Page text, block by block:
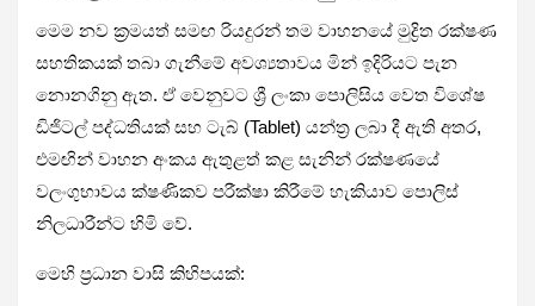
මෙම නව ක්‍රමයත් සමඟ රියදුරන් තම වාහනයේ මුද්‍රිත රක්ෂණ
සහතිකයක් තබා ගැනීමේ අවශ්‍යතාවය මින් ඉදිරියට පැන
නොනගිනු ඇත. ඒ වෙනුවට ශ්‍රී ලංකා පොලිසිය වෙත විශේෂ
ඩිජිටල් පද්ධතියක් සහ ටැබ් (Tablet) යන්ත්‍ර ලබා දී ඇති අතර,
එමඟින් වාහන අංකය ඇතුළත් කළ සැනින් රක්ෂණයේ
වලංගුභාවය ක්ෂණිකව පරීක්ෂා කිරීමේ හැකියාව පොලිස්
නිලධාරීන්ට හිමි වේ.
මෙහි ප්‍රධාන වාසි කිහිපයක්: